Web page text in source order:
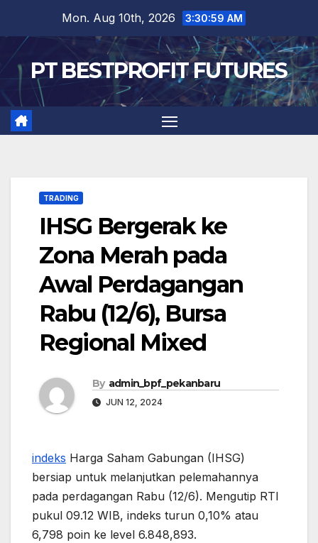
content
Mon. Aug 10th, 2026 3:31:00 AM
PT BESTPROFIT FUTURES
TRADING
IHSG Bergerak ke
Zona Merah pada
Awal Perdagangan
Rabu (12/6), Bursa
Regional Mixed
By admin_bpf_pekanbaru
JUN 12, 2024
indeks Harga Saham Gabungan (IHSG)
bersiap untuk melanjutkan pelemahannya
pada perdagangan Rabu (12/6). Mengutip RTI
pukul 09.12 WIB, indeks turun 0,10% atau
6,798 poin ke level 6.848,893.